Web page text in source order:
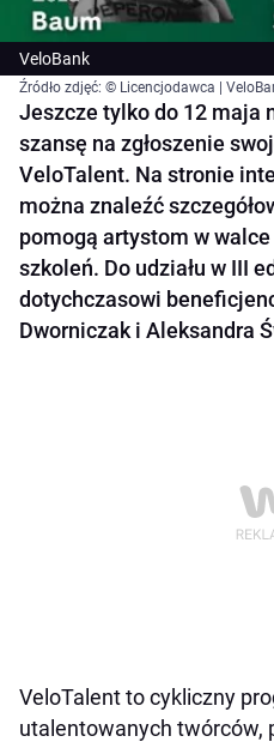
VeloBank
Źródło zdjęć: © Licencjodawca |
Jeszcze tylko do 12 maja
szansę na zgłoszenie
VeloTalent. Na stronie
można znaleźć
pomogą artystom w
szkoleń. Do udziału w III
dotychczasowi
Dworniczak i Aleksandra
VeloTalent to cykliczny
utalentowanych twórców,